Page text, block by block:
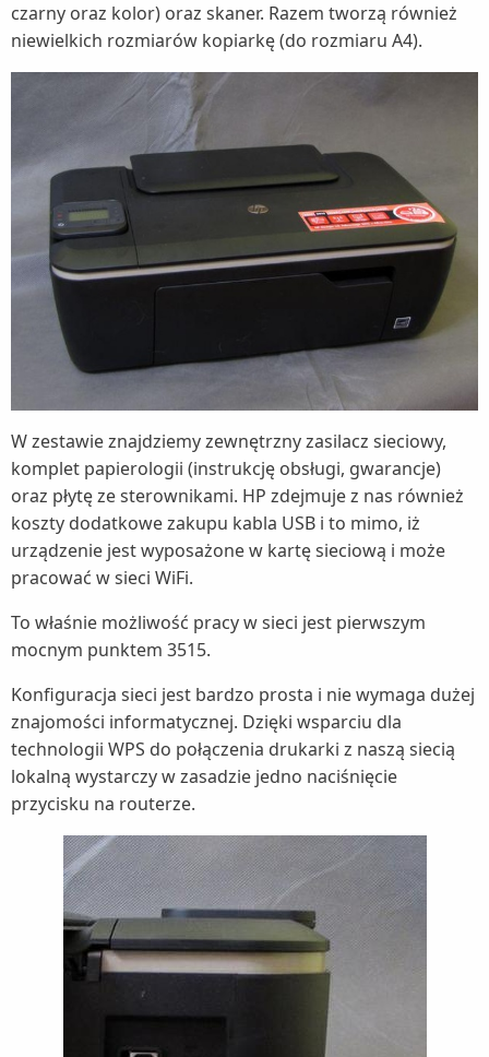
czarny oraz kolor) oraz skaner. Razem tworzą również
niewielkich rozmiarów kopiarkę (do rozmiaru A4).
W zestawie znajdziemy zewnętrzny zasilacz sieciowy,
komplet papierologii (instrukcję obsługi, gwarancje)
oraz płytę ze sterownikami. HP zdejmuje z nas również
koszty dodatkowe zakupu kabla USB i to mimo, iż
urządzenie jest wyposażone w kartę sieciową i może
pracować w sieci WiFi.
To właśnie możliwość pracy w sieci jest pierwszym
mocnym punktem 3515.
Konfiguracja sieci jest bardzo prosta i nie wymaga dużej
znajomości informatycznej. Dzięki wsparciu dla
technologii WPS do połączenia drukarki z naszą siecią
lokalną wystarczy w zasadzie jedno naciśnięcie
przycisku na routerze.